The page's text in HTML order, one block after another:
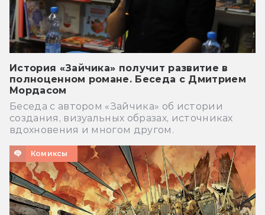
История «Зайчика» получит развитие в
полноценном романе. Беседа с Дмитрием
Мордасом
Беседа с автором «Зайчика» об истории
создания, визуальных образах, источниках
вдохновения и многом другом.
Комиксы